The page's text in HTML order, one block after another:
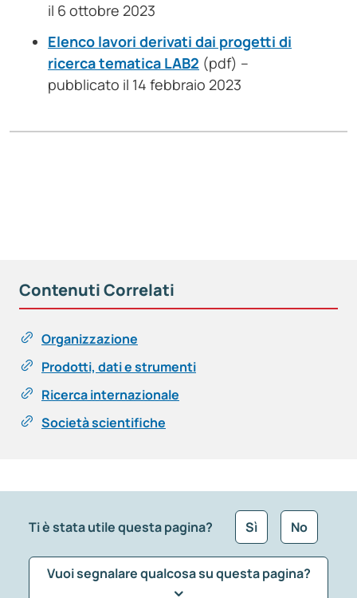
il 6 ottobre 2023
Elenco lavori derivati dai progetti di
ricerca tematica LAB2 (pdf) –
pubblicato il 14 febbraio 2023
Contenuti Correlati
Organizzazione
Prodotti, dati e strumenti
Ricerca internazionale
Società scientifiche
Ti è stata utile questa pagina? Sì No
Vuoi segnalare qualcosa su questa pagina?